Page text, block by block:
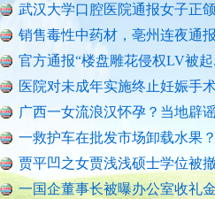
武汉大学口腔医院通报女子正
销售毒性中药材，亳州连夜通报
官方通报“楼盘雕花侵权LV被起
医院对未成年实施终止妊娠手
广西一女流浪汉怀孕？当地辟
一救护车在批发市场卸载水果？
贾平凹之女贾浅浅硕士学位被
一国企董事长被曝办公室收礼金
当地通报"白某某涉嫌婚内出轨
查实作弊！河南通报"三支一扶
贵州贵定通报"洛北河伴漂服务"..
衡水通报安平志臻中学相关情况
销售毒性中药材，亳州连夜通报
“转折之城”激荡奋进脉搏